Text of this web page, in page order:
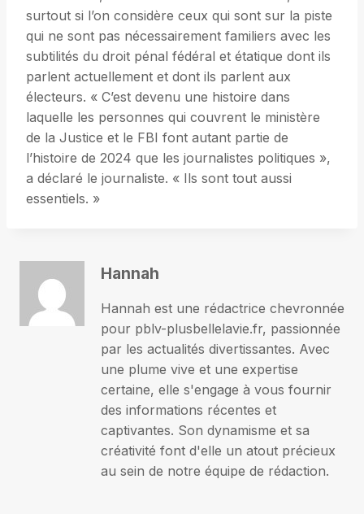
surtout si l’on considère ceux qui sont sur la piste
qui ne sont pas nécessairement familiers avec les
subtilités du droit pénal fédéral et étatique dont ils
parlent actuellement et dont ils parlent aux
électeurs. « C’est devenu une histoire dans
laquelle les personnes qui couvrent le ministère
de la Justice et le FBI font autant partie de
l’histoire de 2024 que les journalistes politiques »,
a déclaré le journaliste. « Ils sont tout aussi
essentiels. »
Hannah
Hannah est une rédactrice chevronnée
pour pblv-plusbellelavie.fr, passionnée
par les actualités divertissantes. Avec
une plume vive et une expertise
certaine, elle s'engage à vous fournir
des informations récentes et
captivantes. Son dynamisme et sa
créativité font d'elle un atout précieux
au sein de notre équipe de rédaction.